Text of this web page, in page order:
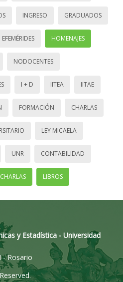
INGRESO GRADUADOS
EFEMÉRIDES HOMENAJES
NODOCENTES
I + D IITEA IITAE
FORMACIÓN CHARLAS
LEY MICAELA
UNR CONTABILIDAD
CHARLAS LIBROS
y Estadística - Universidad
- Rosario